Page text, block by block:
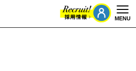
MENU